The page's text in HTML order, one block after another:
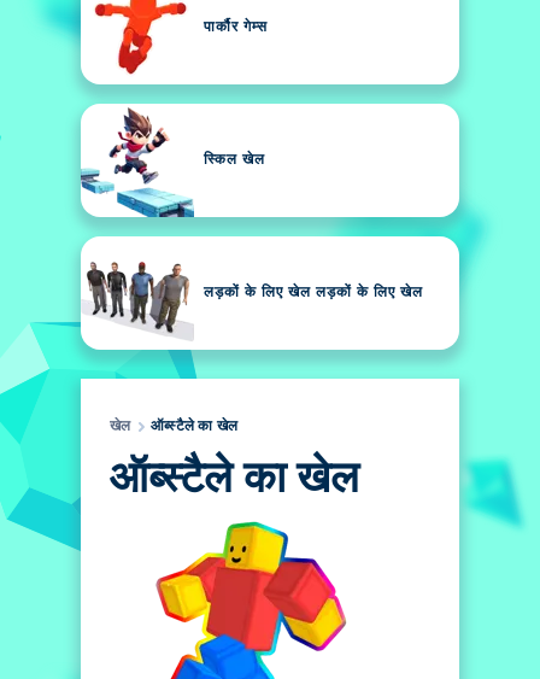
पार्कौर गेम्स
स्किल खेल
लड़कों के लिए खेल लड़कों के लिए खेल
खेल ऑब्स्टैले का खेल
ऑब्स्टैले का खेल